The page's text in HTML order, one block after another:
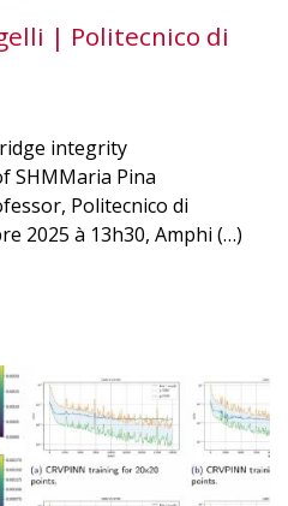
| Politecnico di
integrity
SHMMaria Pina
Politecnico di
2025 à 13h30, Amphi (…)